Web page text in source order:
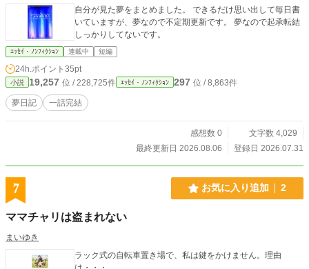
自分が見た夢をまとめました。 できるだけ思い出して毎日書
いていますが、夢なので不定期更新です。 夢なので起承転結
しっかりしてないです。
ｴｯｾｲ・ﾉﾝﾌｨｸｼｮﾝ 連載中 短編
24h.ポイント 35pt
小説 19,257 位 / 228,725件 ｴｯｾｲ・ﾉﾝﾌｨｸｼｮﾝ 297 位 / 8,863件
夢日記 一話完結
感想数 0
文字数 4,029
最終更新日 2026.08.06
登録日 2026.07.31
7 お気に入り追加 2
ママチャリは盗まれない
まいゆき
ラック式の自転車置き場で、私は鍵をかけません。理由